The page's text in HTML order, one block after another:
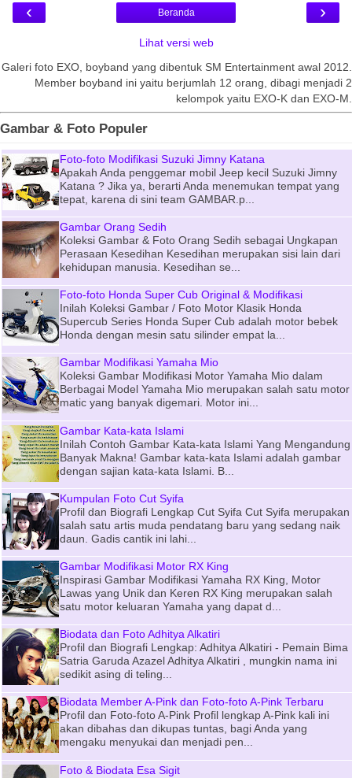
‹ ›
Beranda
Lihat versi web
Galeri foto EXO, boyband yang dibentuk SM Entertainment awal 2012.
Member boyband ini yaitu berjumlah 12 orang, dibagi menjadi 2
kelompok yaitu EXO-K dan EXO-M.
Gambar & Foto Populer
Foto-foto Modifikasi Suzuki Jimny Katana
Apakah Anda penggemar mobil Jeep kecil Suzuki Jimny
Katana ? Jika ya, berarti Anda menemukan tempat yang
tepat, karena di sini team GAMBAR.p...
Gambar Orang Sedih
Koleksi Gambar & Foto Orang Sedih sebagai Ungkapan
Perasaan Kesedihan Kesedihan merupakan sisi lain dari
kehidupan manusia. Kesedihan se...
Foto-foto Honda Super Cub Original & Modifikasi
Inilah Koleksi Gambar / Foto Motor Klasik Honda
Supercub Series Honda Super Cub adalah motor bebek
Honda dengan mesin satu silinder empat la...
Gambar Modifikasi Yamaha Mio
Koleksi Gambar Modifikasi Motor Yamaha Mio dalam
Berbagai Model Yamaha Mio merupakan salah satu motor
matic yang banyak digemari. Motor ini...
Gambar Kata-kata Islami
Inilah Contoh Gambar Kata-kata Islami Yang Mengandung
Banyak Makna! Gambar kata-kata Islami adalah gambar
dengan sajian kata-kata Islami. B...
Kumpulan Foto Cut Syifa
Profil dan Biografi Lengkap Cut Syifa Cut Syifa merupakan
salah satu artis muda pendatang baru yang sedang naik
daun. Gadis cantik ini lahi...
Gambar Modifikasi Motor RX King
Inspirasi Gambar Modifikasi Yamaha RX King, Motor
Lawas yang Unik dan Keren RX King merupakan salah
satu motor keluaran Yamaha yang dapat d...
Biodata dan Foto Adhitya Alkatiri
Profil dan Biografi Lengkap: Adhitya Alkatiri - Pemain Bima
Satria Garuda Azazel Adhitya Alkatiri , mungkin nama ini
sedikit asing di teling...
Biodata Member A-Pink dan Foto-foto A-Pink Terbaru
Profil dan Foto-foto A-Pink Profil lengkap A-Pink kali ini
akan dibahas dan dikupas tuntas, bagi Anda yang
mengaku menyukai dan menjadi pen...
Foto & Biodata Esa Sigit